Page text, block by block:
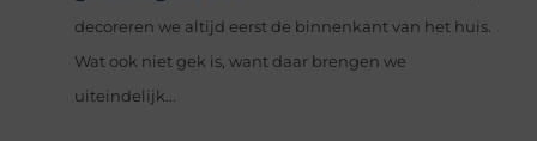
decoreren we altijd eerst de binnenkant van het huis.
Wat ook niet gek is, want daar brengen we
uiteindelijk...